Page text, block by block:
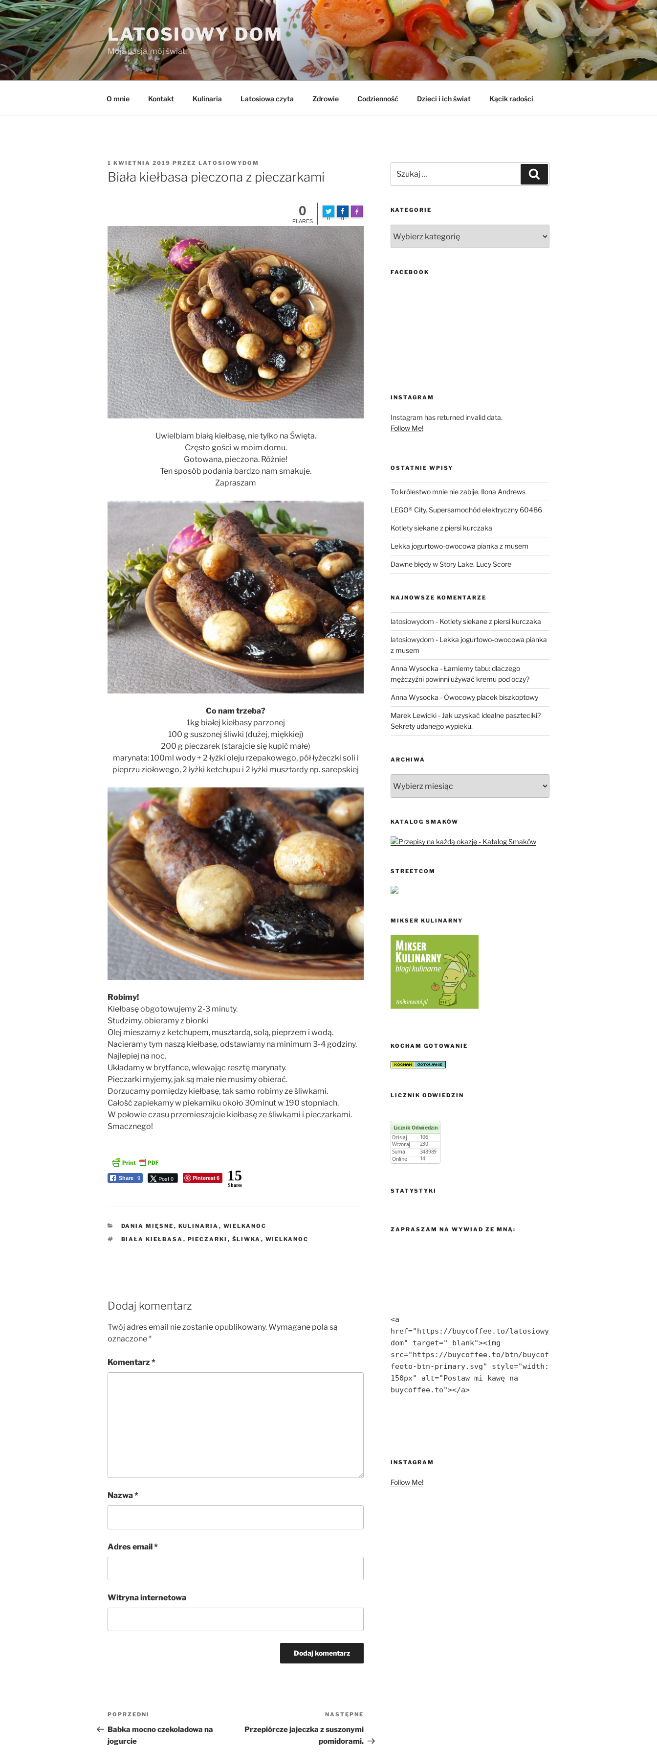
Przejdź
do
treści
LATOSIOWY DOM
Moja pasja, mój świat.
O mnie Kontakt Kulinaria Latosiowa czyta Zdrowie Codzienność Dzieci i ich świat Kącik radości
OPUBLIKOWANE
W
1 KWIETNIA 2019 PRZEZ LATOSIOWYDOM
Biała kiełbasa pieczona z pieczarkami
0
FLARES 0 0
Made with
Uwielbiam białą kiełbasę, nie tylko na Święta.
Często gości w moim domu.
Gotowana, pieczona. Różnie!
Ten sposób podania bardzo nam smakuje.
Zapraszam
Co nam trzeba?
1kg białej kiełbasy parzonej
100 g suszonej śliwki (dużej, miękkiej)
200 g pieczarek (starajcie się kupić małe)
marynata: 100ml wody + 2 łyżki oleju rzepakowego, pół łyżeczki soli i
pieprzu ziołowego, 2 łyżki ketchupu i 2 łyżki musztardy np. sarepskiej
Robimy!
Kiełbasę obgotowujemy 2-3 minuty.
Studzimy, obieramy z błonki
Olej mieszamy z ketchupem, musztardą, solą, pieprzem i wodą.
Nacieramy tym naszą kiełbasę, odstawiamy na minimum 3-4 godziny.
Najlepiej na noc.
Układamy w brytfance, wlewając resztę marynaty.
Pieczarki myjemy, jak są małe nie musimy obierać.
Dorzucamy pomiędzy kiełbasę, tak samo robimy ze śliwkami.
Całość zapiekamy w piekarniku około 30minut w 190 stopniach.
W połowie czasu przemieszajcie kiełbasę ze śliwkami i pieczarkami.
Smacznego!
Share 9 Post 0 Pinterest6 15
Shares
KATEGORIE
DANIA MIĘSNE , KULINARIA , WIELKANOC
TAGI
BIAŁA KIEŁBASA , PIECZARKI , ŚLIWKA , WIELKANOC
Dodaj komentarz
Twój adres email nie zostanie opublikowany.Wymagane pola są
oznaczone*
Komentarz *
Nazwa*
Adres email*
Witryna internetowa
Nawigacja
wpisu
Poprzedni
wpis
POPRZEDNI
Babka mocno czekoladowa na
jogurcie
wpis
NASTĘPNE
Przepiórcze jajeczka z suszonymi
pomidorami.
KATEGORIE
FACEBOOK
INSTAGRAM
Instagram has returned invalid data.
Follow Me!
OSTATNIE WPISY
To królestwo mnie nie zabije. Ilona Andrews
LEGO® City. Supersamochód elektryczny 60486
Kotlety siekane z piersi kurczaka
Lekka jogurtowo-owocowa pianka z musem
Dawne błędy w Story Lake. Lucy Score
NAJNOWSZE KOMENTARZE
latosiowydom - Kotlety siekane z piersi kurczaka
latosiowydom - Lekka jogurtowo-owocowa pianka
z musem
Anna Wysocka -Łamiemy tabu: dlaczego
mężczyźni powinni używać kremu pod oczy?
Anna Wysocka - Owocowy placek biszkoptowy
Marek Lewicki- Jak uzyskać idealne paszteciki?
Sekrety udanego wypieku.
ARCHIWA
KATALOG SMAKÓW
STREETCOM
MIKSER KULINARNY
KOCHAM GOTOWANIE
LICZNIK ODWIEDZIN
STATYSTYKI
ZAPRASZAM NA WYWIAD ZE MNĄ:
<a
href="https://buycoffee.to/latosiowy
dom" target="_blank"><img
src="https://buycoffee.to/btn/buycof
feeto-btn-primary.svg" style="width:
150px" alt="Postaw mi kawę na
buycoffee.to"></a>
INSTAGRAM
Follow Me!